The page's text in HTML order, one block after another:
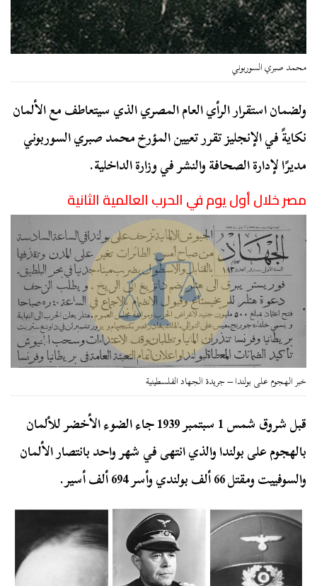
محمد صبري السوربوني
ولضمان استقرار الرأي العام المصري الذي سيتعاطف مع الألمان
نكايةً في الإنجليز تقرر تعيين المؤرخ محمد صبري السوربوني
مديرًا لإدارة الصحافة والنشر في وزارة الداخلية.
مصر خلال أول يوم في الحرب العالمية الثانية
خبر الهجوم على بولندا – جريدة الجهاد الفلسطينية
قبل شروق شمس 1 سبتمبر 1939 جاء الضوء الأخضر للألمان
بالهجوم على بولندا والذي انتهى في شهر واحد بانتصار الألمان
والسوفييت ومقتل 66 ألف بولندي وأسر 694 ألف أسير.